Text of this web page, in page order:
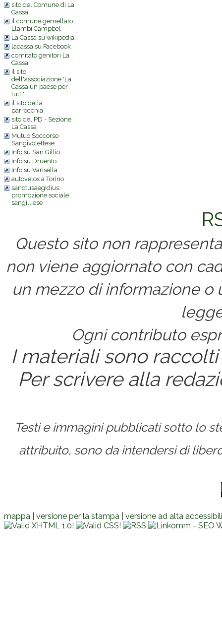
sito del Comune di La
Cassa
il comune gemellato:
Llambi Campbel
La Cassa su wikipedia
lacassa su Facebook
comitato genitori La
Cassa
il sito
dell'associazione 'La
Cassa un paese per
tutti'
il sito della
parrocchia
sito del PD - Sezione
La Cassa
Mutuo Soccorso
Sangivolettese
Info su San Gillio
Info su Druento
Info su Varisella
autovelox a Torino
sanctusaegidius:
promozione sociale
sangilliese
Questo sito non
non viene aggiornato con
un mezzo di informazione
Ogni contributo
I materiali sono
Per scrivere alla
Testi e immagini pubblicati sotto lo
attribuito, sono da intendersi di
mappa versione per la stampa versione ad alta